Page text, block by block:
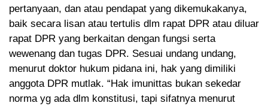
pertanyaan, dan atau pendapat yang dikemukakanya,
baik secara lisan atau tertulis dlm rapat DPR atau diluar
rapat DPR yang berkaitan dengan fungsi serta
wewenang dan tugas DPR. Sesuai undang undang,
menurut doktor hukum pidana ini, hak yang dimiliki
anggota DPR mutlak. “Hak imunittas bukan sekedar
norma yg ada dlm konstitusi, tapi sifatnya menurut